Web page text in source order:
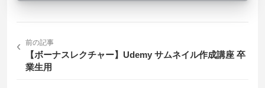
‹ 前の記事
【ボーナスレクチャー】Udemy サムネイル作成講座 卒
業生用